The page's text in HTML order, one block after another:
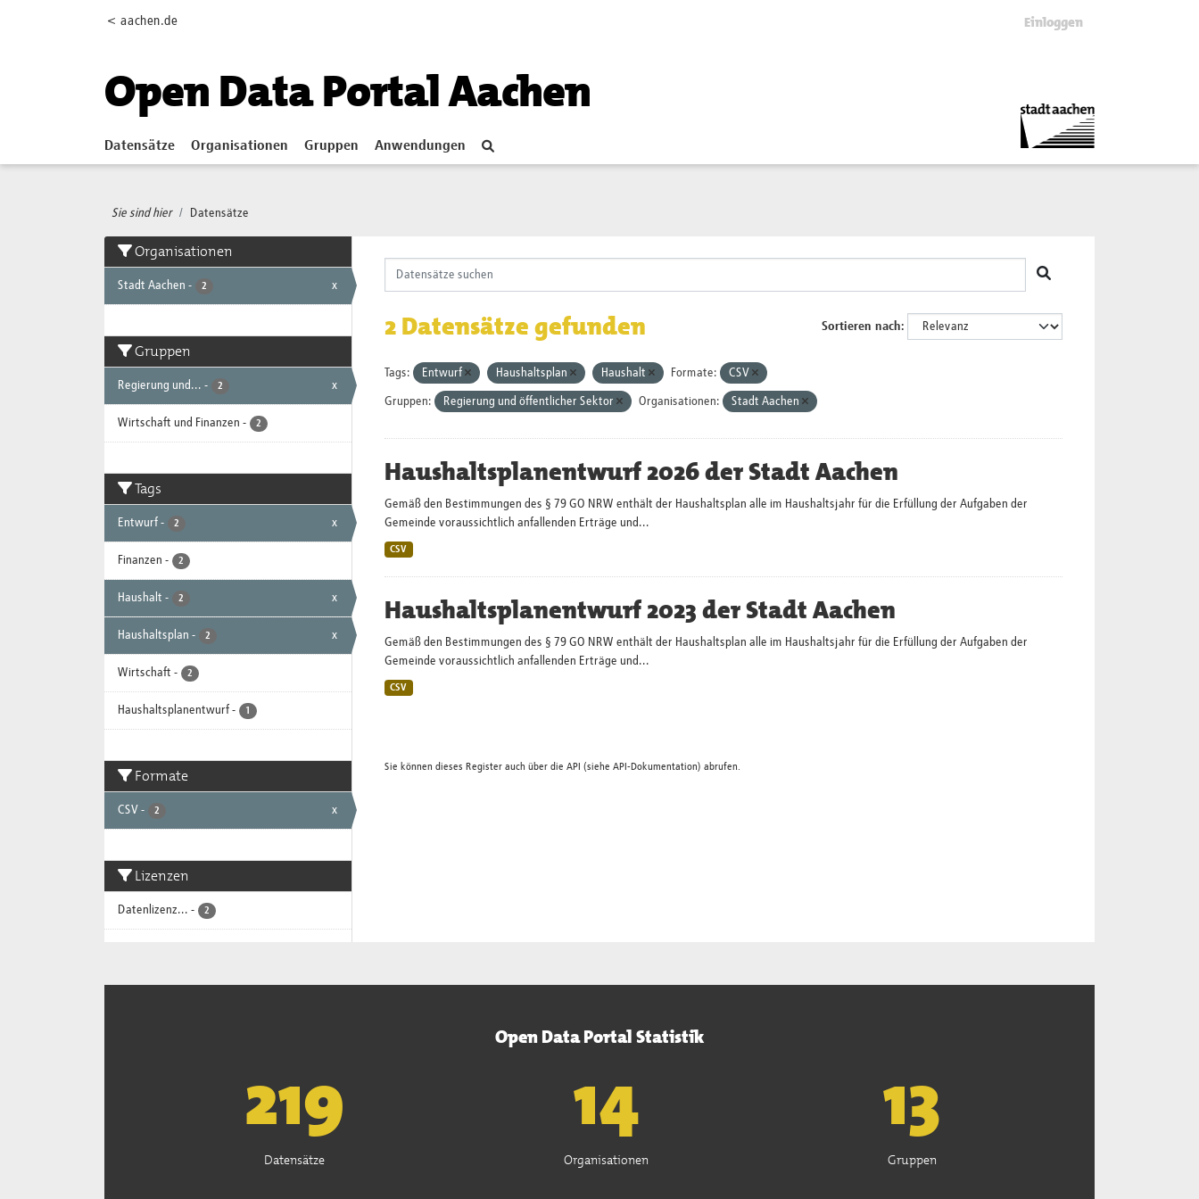
< aachen.de Einloggen
Open Data Portal Aachen
Datensätze Organisationen Gruppen Anwendungen
Sie sind hier Datensätze
Organisationen
Stadt Aachen - 2 x
Gruppen
Regierung und... - 2 x
Wirtschaft und Finanzen - 2
Tags
Entwurf - 2 x
Finanzen - 2
Haushalt - 2 x
Haushaltsplan - 2 x
Wirtschaft - 2
Haushaltsplanentwurf - 1
Formate
CSV - 2 x
Lizenzen
Datenlizenz... - 2
Sortieren nach
2 Datensätze gefunden
Tags: Entwurf Haushaltsplan Haushalt Formate: CSV
Gruppen: Regierung und öffentlicher Sektor Organisationen: Stadt Aachen
Haushaltsplanentwurf 2026 der Stadt Aachen
Gemäß den Bestimmungen des § 79 GO NRW enthält der Haushaltsplan alle im Haushaltsjahr für die Erfüllung der Aufgaben der
Gemeinde voraussichtlich anfallenden Erträge und...
CSV
Haushaltsplanentwurf 2023 der Stadt Aachen
Gemäß den Bestimmungen des § 79 GO NRW enthält der Haushaltsplan alle im Haushaltsjahr für die Erfüllung der Aufgaben der
Gemeinde voraussichtlich anfallenden Erträge und...
CSV
Sie können dieses Register auch über die API (siehe API-Dokumentation) abrufen.
Open Data Portal Statistik
222
Datensätze
15
Organisationen
13
Gruppen